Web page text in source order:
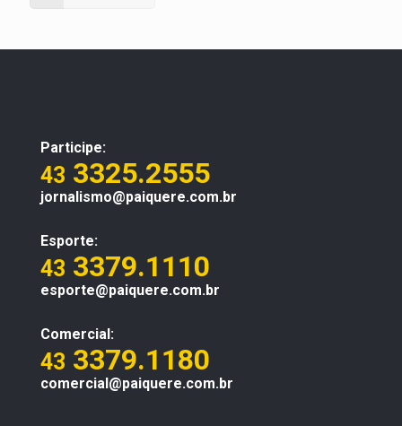
Participe:
43 3325.2555
jornalismo@paiquere.com.br
Esporte:
43 3379.1110
esporte@paiquere.com.br
Comercial:
43 3379.1180
comercial@paiquere.com.br